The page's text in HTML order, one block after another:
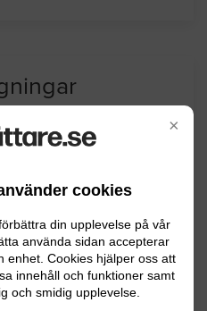
×
cookies
din upplevelse på vår
använda sidan accepterar
enhet. Cookies hjälper oss att
innehåll och funktioner samt
och smidig upplevelse.
sten trappa hos oss,
16:49